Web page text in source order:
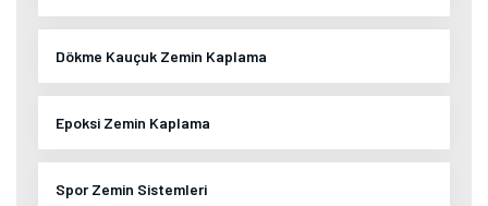
Dökme Kauçuk Zemin Kaplama
Epoksi Zemin Kaplama
Spor Zemin Sistemleri